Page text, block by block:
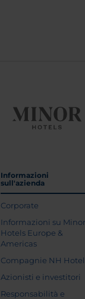
Informazioni
sull'azienda
Corporate
Informazioni su Minor
Hotels Europe &
Americas
Compagnie NH
Azionisti e investitori
Responsabilità e